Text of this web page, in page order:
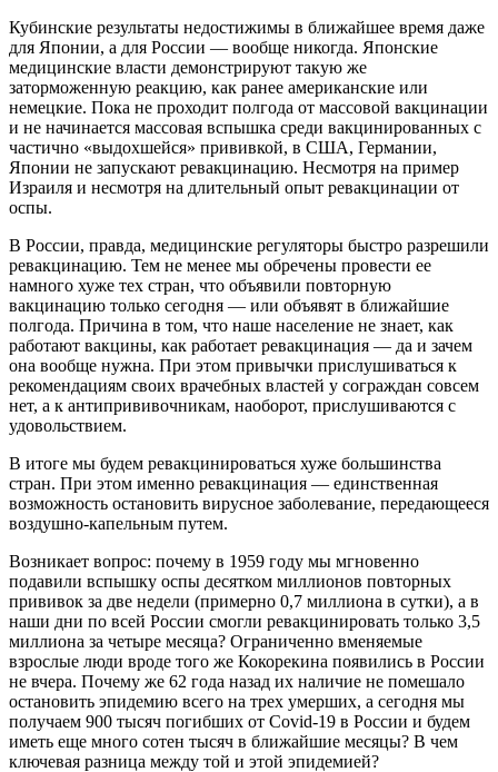
Кубинские результаты недостижимы в ближайшее время даже
для Японии, а для России — вообще никогда. Японские
медицинские власти демонстрируют такую же
заторможенную реакцию, как ранее американские или
немецкие. Пока не проходит полгода от массовой вакцинации
и не начинается массовая вспышка среди вакцинированных с
частично «выдохшейся» прививкой, в США, Германии,
Японии не запускают ревакцинацию. Несмотря на пример
Израиля и несмотря на длительный опыт ревакцинации от
оспы.
В России, правда, медицинские регуляторы быстро разрешили
ревакцинацию. Тем не менее мы обречены провести ее
намного хуже тех стран, что объявили повторную
вакцинацию только сегодня — или объявят в ближайшие
полгода. Причина в том, что наше население не знает, как
работают вакцины, как работает ревакцинация — да и зачем
она вообще нужна. При этом привычки прислушиваться к
рекомендациям своих врачебных властей у сограждан совсем
нет, а к антипрививочникам, наоборот, прислушиваются с
удовольствием.
В итоге мы будем ревакцинироваться хуже большинства
стран. При этом именно ревакцинация — единственная
возможность остановить вирусное заболевание, передающееся
воздушно-капельным путем.
Возникает вопрос: почему в 1959 году мы мгновенно
подавили вспышку оспы десятком миллионов повторных
прививок за две недели (примерно 0,7 миллиона в сутки), а в
наши дни по всей России смогли ревакцинировать только 3,5
миллиона за четыре месяца? Ограниченно вменяемые
взрослые люди вроде того же Кокорекина появились в России
не вчера. Почему же 62 года назад их наличие не помешало
остановить эпидемию всего на трех умерших, а сегодня мы
получаем 900 тысяч погибших от Covid-19 в России и будем
иметь еще много сотен тысяч в ближайшие месяцы? В чем
ключевая разница между той и этой эпидемией?